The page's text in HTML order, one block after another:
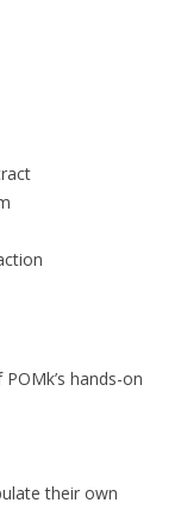
hands-on
their own